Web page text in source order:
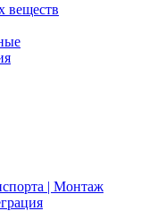
веществ
| Монтаж